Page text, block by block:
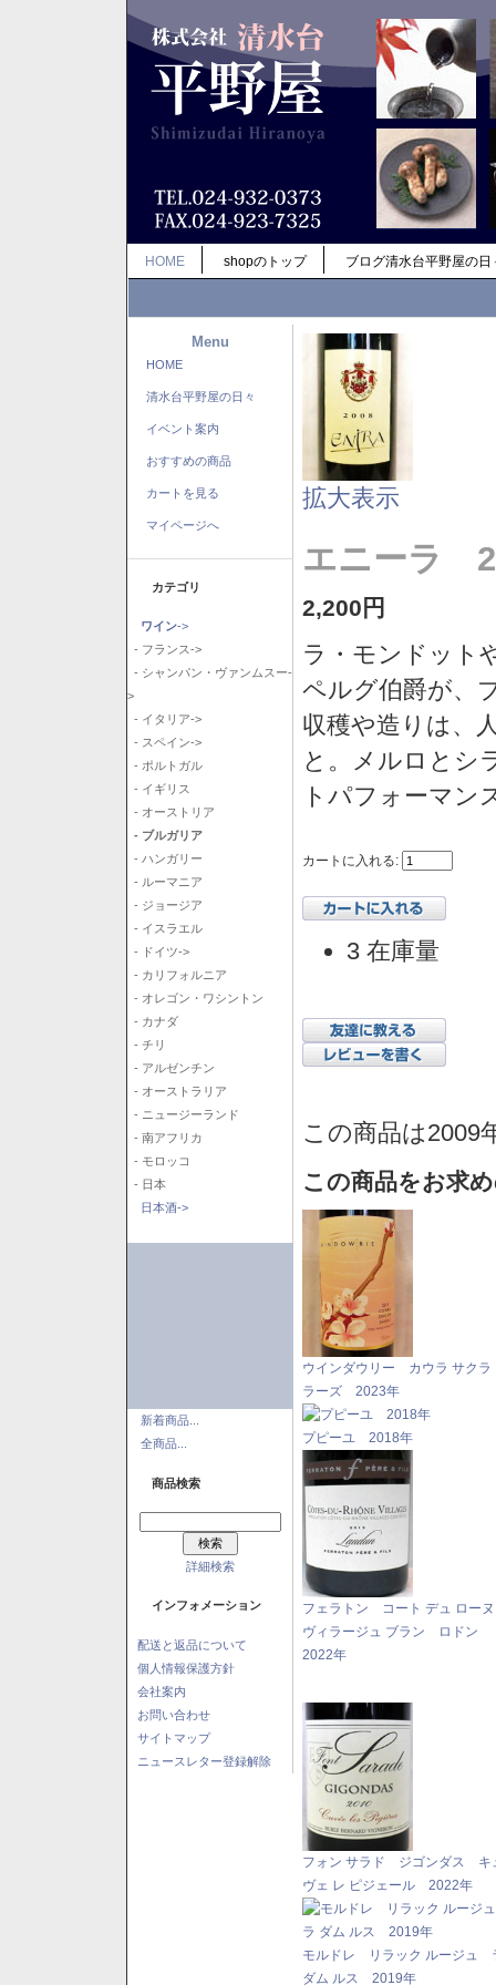
HOME shopのトップ ブログ清水台平野屋の日
Menu
HOME
清水台平野屋の日々
イベント案内
おすすめの商品
カートを見る
マイページへ
カテゴリ
ワイン->
- フランス->
- シャンパン・ヴァンムスー-
>
- イタリア->
- スペイン->
- ポルトガル
- イギリス
- オーストリア
- ブルガリア
- ハンガリー
- ルーマニア
- ジョージア
- イスラエル
- ドイツ->
- カリフォルニア
- オレゴン・ワシントン
- カナダ
- チリ
- アルゼンチン
- オーストラリア
- ニュージーランド
- 南アフリカ
- モロッコ
- 日本
日本酒->
新着商品...
全商品...
商品検索
詳細検索
インフォメーション
配送と返品について
個人情報保護方針
会社案内
お問い合わせ
サイトマップ
ニュースレター登録解除
拡大表示
エニーラ
2,200円
ラ・モンドット
ペルグ伯爵が、
収穫や造りは、
と。メルロとシ
トパフォーマン
カートに入れる:
3 在庫量
この商品は2009
この商品をお求
ウインダウリー カウラ サクラ
ラーズ 2023年
プピーユ 2018年
フェラトン コート デュ ロー
ヴィラージュ ブラン ロドン
2022年
フォン サラド ジゴンダス キ
ヴェ レ ピジェール 2022年
モルドレ リラック ルージュ
ダム ルス 2019年